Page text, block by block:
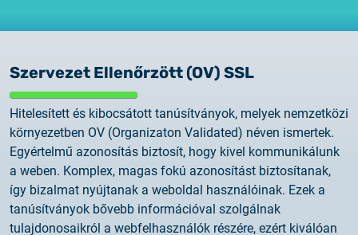
Szervezet Ellenőrzött (OV) SSL
Hitelesített és kibocsátott tanúsítványok, melyek nemzetközi
környezetben OV (Organizaton Validated) néven ismertek.
Egyértelmű azonosítás biztosít, hogy kivel kommunikálunk
a weben. Komplex, magas fokú azonosítást biztosítanak,
így bizalmat nyújtanak a weboldal használóinak. Ezek a
tanúsítványok bővebb információval szolgálnak
tulajdonosaikról a webfelhasználók részére, ezért kiválóan